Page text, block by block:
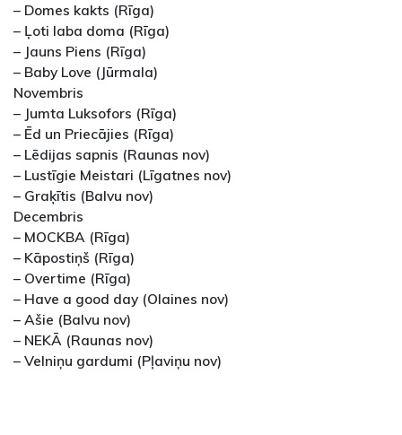
– Domes kakts (Rīga)
– Ļoti laba doma (Rīga)
– Jauns Piens (Rīga)
– Baby Love (Jūrmala)
Novembris
– Jumta Luksofors (Rīga)
– Ēd un Priecājies (Rīga)
– Lēdijas sapnis (Raunas nov)
– Lustīgie Meistari (Līgatnes nov)
– Graķītis (Balvu nov)
Decembris
– MOCKBA (Rīga)
– Kāpostiņš (Rīga)
– Overtime (Rīga)
– Have a good day (Olaines nov)
– Ašie (Balvu nov)
– NEKĀ (Raunas nov)
– Velniņu gardumi (Pļaviņu nov)